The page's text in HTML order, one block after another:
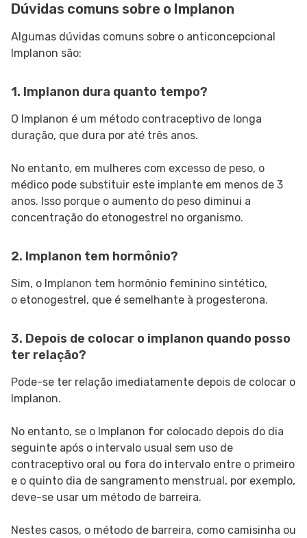
Dúvidas comuns sobre o Implanon
Algumas dúvidas comuns sobre o anticoncepcional
Implanon são:
1. Implanon dura quanto tempo?
O Implanon é um método contraceptivo de longa
duração, que dura por até três anos.
No entanto, em mulheres com excesso de peso, o
médico pode substituir este implante em menos de 3
anos. Isso porque o aumento do peso diminui a
concentração do etonogestrel no organismo.
2. Implanon tem hormônio?
Sim, o Implanon tem hormônio feminino sintético,
o etonogestrel, que é semelhante à progesterona.
3. Depois de colocar o implanon quando posso
ter relação?
Pode-se ter relação imediatamente depois de colocar o
Implanon.
No entanto, se o Implanon for colocado depois do dia
seguinte após o intervalo usual sem uso de
contraceptivo oral ou fora do intervalo entre o primeiro
e o quinto dia de sangramento menstrual, por exemplo,
deve-se usar um método de barreira.
Nestes casos, o método de barreira, como camisinha ou